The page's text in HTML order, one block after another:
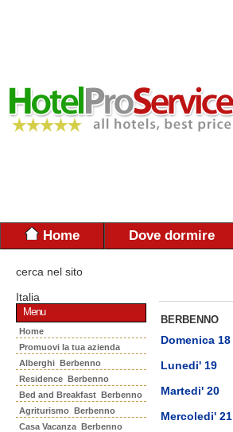
Home Dove dormire
cerca nel sito
Italia
Menu
Home
Promuovi la tua azienda
Alberghi Berbenno
Residence Berbenno
Bed and Breakfast Berbenno
Agriturismo Berbenno
Casa Vacanza Berbenno
BERBENNO
Domenica 18
Lunedi' 19
Martedi' 20
Mercoledi' 21